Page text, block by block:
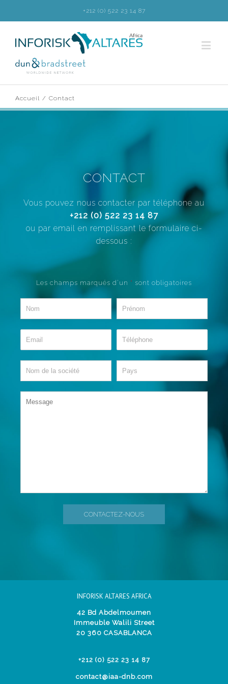
+212 (0) 522 23 14 87
Accueil / Contact
CONTACT
Vous pouvez nous contacter par téléphone au
+212 (0) 522 23 14 87
ou par email en remplissant le formulaire ci-
dessous :
Les champs marqués d’un * sont obligatoires
INFORISK ALTARES AFRICA
42 Bd Abdelmoumen
Immeuble Walili Street
20 360 CASABLANCA
+212 (0) 522 23 14 87
contact@iaa-dnb.com